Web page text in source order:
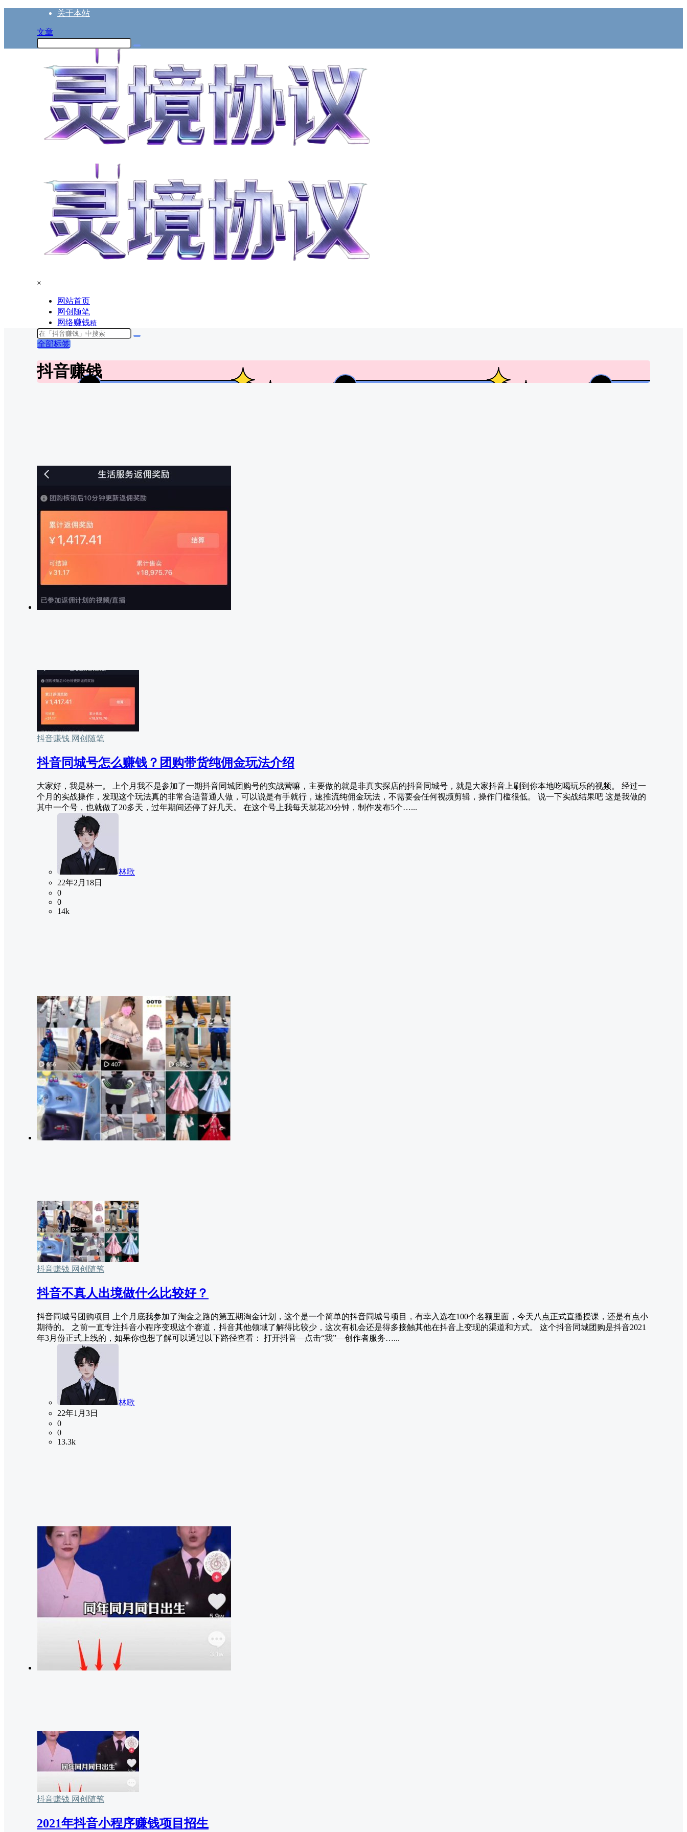
关于本站
文章
×
网站首页
网创随笔
网络赚钱精
全部标签
抖音赚钱
抖音赚钱 网创随笔
抖音同城号怎么赚钱？团购带货纯佣金玩法介绍
大家好，我是林一。 上个月我不是参加了一期抖音同城团购号的实战营嘛，主要做的就是非真实探店的抖音同城号，就是大家抖音上刷到你本地吃喝玩乐的视频。 经过一
个月的实战操作，发现这个玩法真的非常合适普通人做，可以说是有手就行，速推流纯佣金玩法，不需要会任何视频剪辑，操作门槛很低。 说一下实战结果吧 这是我做的
其中一个号，也就做了20多天，过年期间还停了好几天。 在这个号上我每天就花20分钟，制作发布5个…...
林歌
22年2月18日
0
0
14k
抖音赚钱 网创随笔
抖音不真人出境做什么比较好？
抖音同城号团购项目 上个月底我参加了淘金之路的第五期淘金计划，这个是一个简单的抖音同城号项目，有幸入选在100个名额里面，今天八点正式直播授课，还是有点小
期待的。 之前一直专注抖音小程序变现这个赛道，抖音其他领域了解得比较少，这次有机会还是得多接触其他在抖音上变现的渠道和方式。 这个抖音同城团购是抖音2021
年3月份正式上线的，如果你也想了解可以通过以下路径查看： 打开抖音—点击“我”—创作者服务…...
林歌
22年1月3日
0
0
13.3k
抖音赚钱 网创随笔
2021年抖音小程序赚钱项目招生